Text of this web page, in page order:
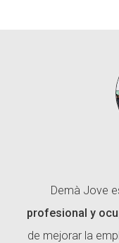
Demà Jove
profesional y
de mejorar la